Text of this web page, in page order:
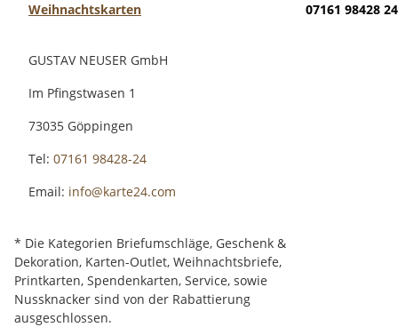
Weihnachtskarten
07161 98428 24
GUSTAV NEUSER GmbH
Im Pfingstwasen 1
73035 Göppingen
Tel: 07161 98428-24
Email: info@karte24.com
* Die Kategorien Briefumschläge, Geschenk &
Dekoration, Karten-Outlet, Weihnachtsbriefe,
Printkarten, Spendenkarten, Service, sowie
Nussknacker sind von der Rabattierung
ausgeschlossen.